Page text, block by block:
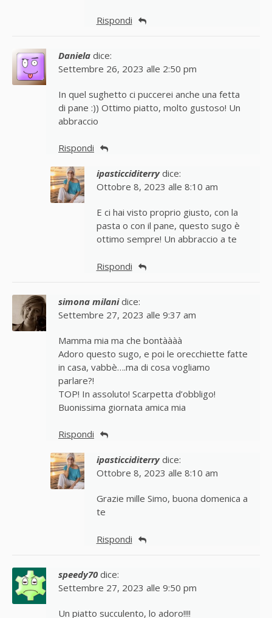
Rispondi
Daniela dice:
Settembre 26, 2023 alle 2:50 pm
In quel sughetto ci puccerei anche una fetta
di pane :)) Ottimo piatto, molto gustoso! Un
abbraccio
Rispondi
ipasticciditerry dice:
Ottobre 8, 2023 alle 8:10 am
E ci hai visto proprio giusto, con la
pasta o con il pane, questo sugo è
ottimo sempre! Un abbraccio a te
Rispondi
simona milani dice:
Settembre 27, 2023 alle 9:37 am
Mamma mia ma che bontàààà
Adoro questo sugo, e poi le orecchiette fatte
in casa, vabbè….ma di cosa vogliamo
parlare?!
TOP! In assoluto! Scarpetta d’obbligo!
Buonissima giornata amica mia
Rispondi
ipasticciditerry dice:
Ottobre 8, 2023 alle 8:10 am
Grazie mille Simo, buona domenica a
te
Rispondi
speedy70 dice:
Settembre 27, 2023 alle 9:50 pm
Un piatto succulento, lo adoro!!!!